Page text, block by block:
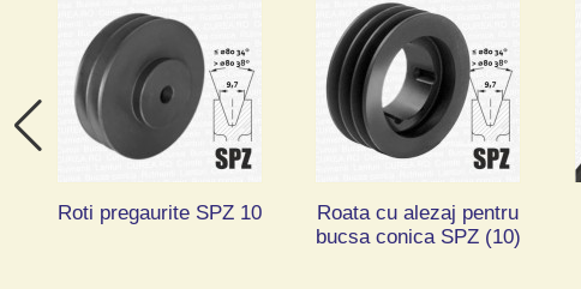
Roti pregaurite SPZ 10
Roata cu alezaj pentru
bucsa conica SPZ (10)